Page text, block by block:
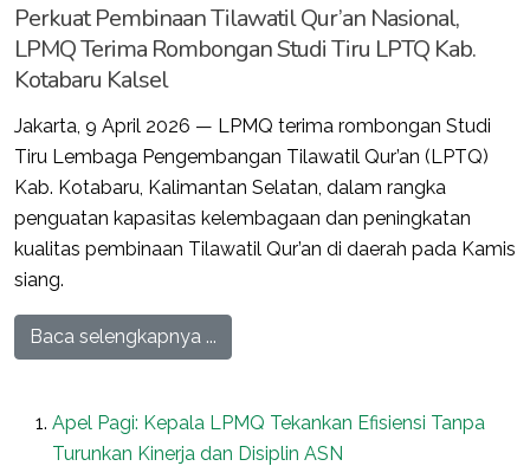
Perkuat Pembinaan Tilawatil Qur’an Nasional,
LPMQ Terima Rombongan Studi Tiru LPTQ Kab.
Kotabaru Kalsel
Jakarta, 9 April 2026 — LPMQ terima rombongan Studi
Tiru Lembaga Pengembangan Tilawatil Qur’an (LPTQ)
Kab. Kotabaru, Kalimantan Selatan, dalam rangka
penguatan kapasitas kelembagaan dan peningkatan
kualitas pembinaan Tilawatil Qur’an di daerah pada Kamis
siang.
Baca selengkapnya ...
Apel Pagi: Kepala LPMQ Tekankan Efisiensi Tanpa
Turunkan Kinerja dan Disiplin ASN